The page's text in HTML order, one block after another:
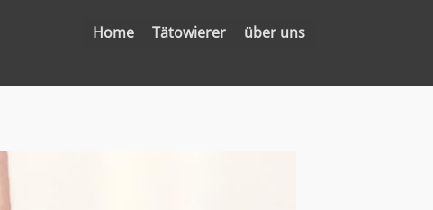
Home Tätowierer über uns